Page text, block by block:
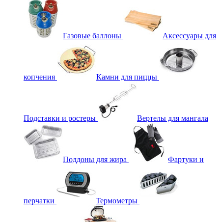
Газовые баллоны Аксессуары для
копчения Камни для пиццы
Подставки и ростеры Вертелы для мангала
Поддоны для жира Фартуки и
перчатки Термометры